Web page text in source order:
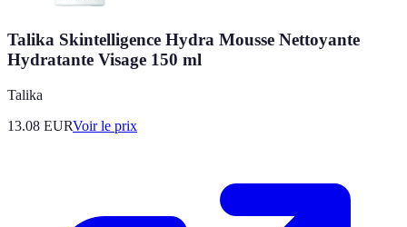
Talika Skintelligence Hydra Mousse Nettoyante
Hydratante Visage 150 ml
Talika
13.08 EURVoir le prix